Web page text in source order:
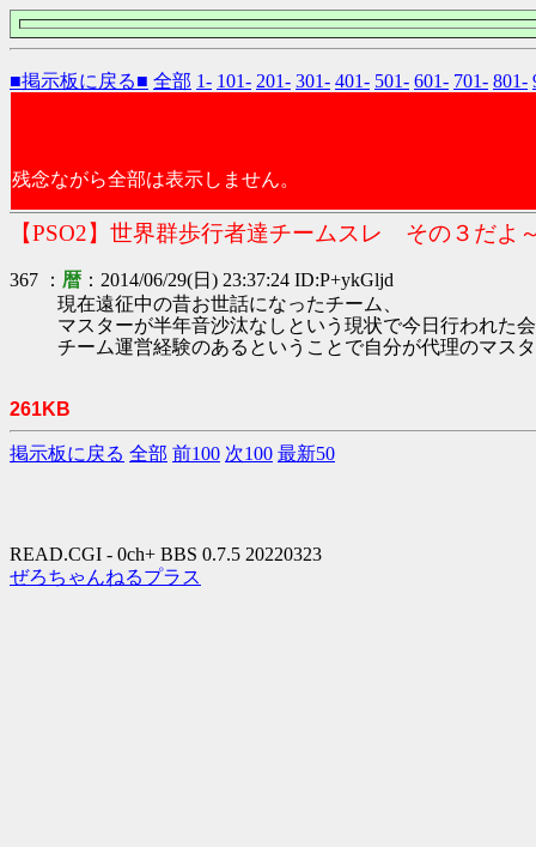
■掲示板に戻る■ 全部 1- 101- 201- 301- 401- 501- 601- 701- 801-
残念ながら全部は表示しません。
【PSO2】世界群歩行者達チームスレ その３だよ
367 ： 暦 ：2014/06/29(日) 23:37:24 ID:P+ykGljd
現在遠征中の昔お世話になったチーム、
マスターが半年音沙汰なしという現状で今日行われた
チーム運営経験のあるということで自分が代理のマス
261KB
掲示板に戻る 全部 前100 次100 最新50
READ.CGI - 0ch+ BBS 0.7.5 20220323
ぜろちゃんねるプラス